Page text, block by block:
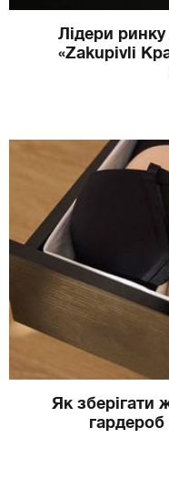
Лідери ринку
«Zakupivli
Як зберігати
гардероб